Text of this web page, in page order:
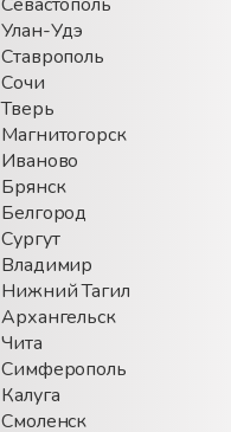
Улан-Удэ
Ставрополь
Сочи
Тверь
Магнитогорск
Иваново
Брянск
Белгород
Сургут
Владимир
Нижний Тагил
Архангельск
Чита
Симферополь
Калуга
Смоленск